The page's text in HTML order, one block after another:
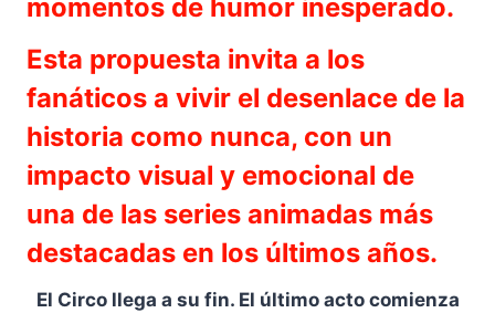
momentos de humor inesperado.
Esta propuesta invita a los
fanáticos a vivir el desenlace de la
historia como nunca, con un
impacto visual y emocional de
una de las series animadas más
destacadas en los últimos años.
El Circo llega a su fin. El último acto comienza